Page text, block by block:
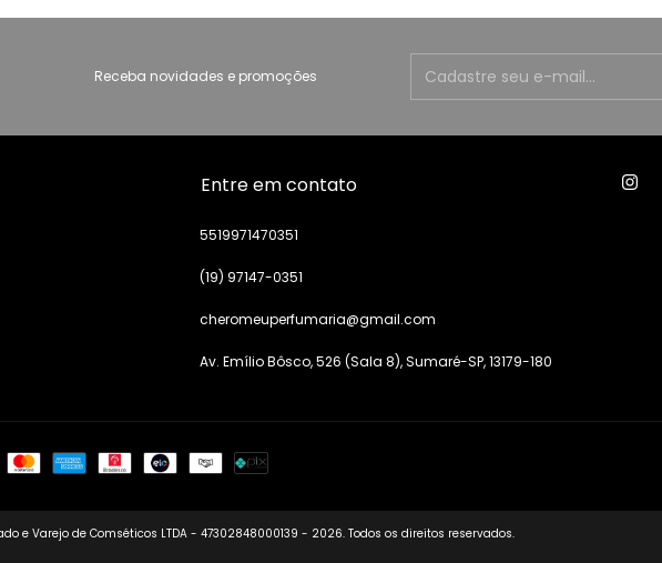
Receba novidades e promoções
Entre em contato
5519971470351
(19) 97147-0351
cheromeuperfumaria@gmail.com
Av. Emílio Bôsco, 526 (Sala 8), Sumaré-SP, 13179-180
e Varejo de Comséticos LTDA - 47302848000139 - 2026. Todos os direitos reservados.